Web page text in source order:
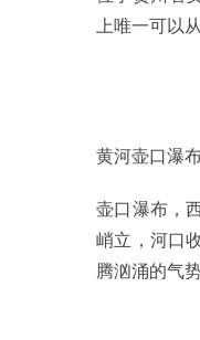
上唯一可以
黄河壶口瀑
壶口瀑布，
峭立，河口
腾汹涌的气